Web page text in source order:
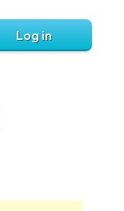
Log in